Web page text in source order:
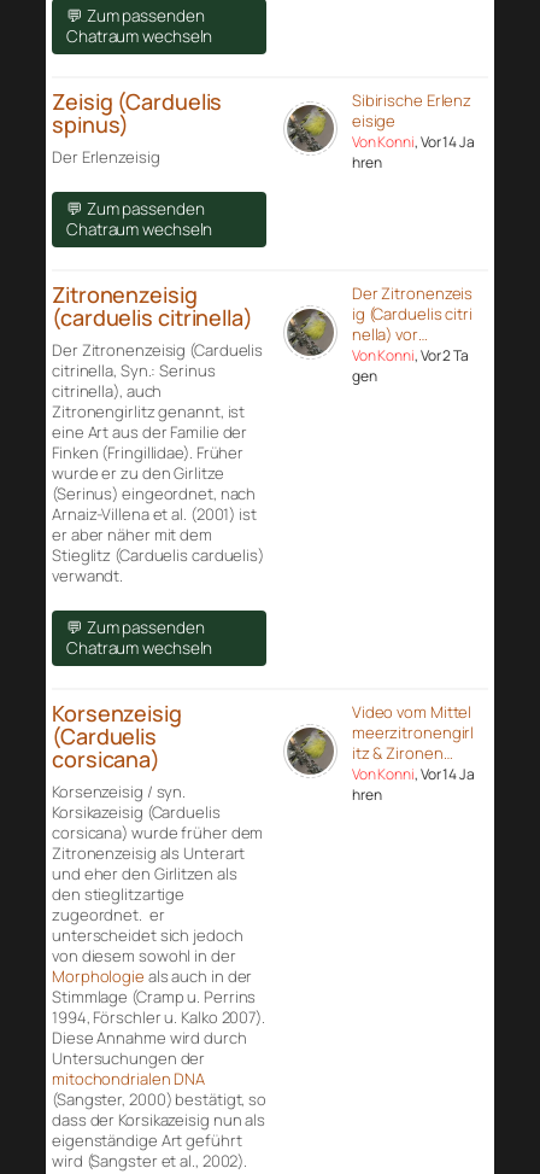
💬 Zum passenden
Chatraum wechseln
Zeisig (Carduelis
spinus)
Der Erlenzeisig
💬 Zum passenden
Chatraum wechseln
Sibirische Erlenz
eisige
Von Konni, Vor 14 Ja
hren
Zitronenzeisig
(carduelis citrinella)
Der Zitronenzeisig (Carduelis
citrinella, Syn.: Serinus
citrinella), auch
Zitronengirlitz genannt, ist
eine Art aus der Familie der
Finken (Fringillidae). Früher
wurde er zu den Girlitze
(Serinus) eingeordnet, nach
Arnaiz-Villena et al. (2001) ist
er aber näher mit dem
Stieglitz (Carduelis carduelis)
verwandt.
💬 Zum passenden
Chatraum wechseln
Der Zitronenzeis
ig (Carduelis citri
nella) vor…
Von Konni, Vor 2 Ta
gen
Korsenzeisig
(Carduelis
corsicana)
Korsenzeisig / syn.
Korsikazeisig (Carduelis
corsicana) wurde früher dem
Zitronenzeisig als Unterart
und eher den Girlitzen als
den stieglitzartige
zugeordnet. er
unterscheidet sich jedoch
von diesem sowohl in der
Morphologie als auch in der
Stimmlage (Cramp u. Perrins
1994, Förschler u. Kalko 2007).
Diese Annahme wird durch
Untersuchungen der
mitochondrialen DNA
(Sangster, 2000) bestätigt, so
dass der Korsikazeisig nun als
eigenständige Art geführt
wird (Sangster et al., 2002).
Video vom Mittel
meerzitronengirl
itz & Zironen…
Von Konni, Vor 14 Ja
hren